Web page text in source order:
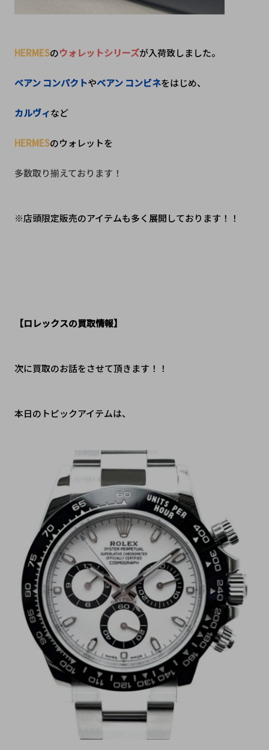
HERMESのウォレットシリーズが入荷致しました。
ベアン コンパクトやベアン コンビネをはじめ、
カルヴィなど
HERMESのウォレットを
多数取り揃えております！
※店頭限定販売のアイテムも多く展開しております！！
【ロレックスの買取情報】
次に買取のお話をさせて頂きます！！
本日のトピックアイテムは、